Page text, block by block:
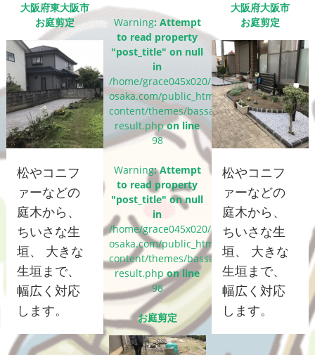
大阪府東大阪市
お庭剪定
松やコニフ
ァーなどの
庭木から、
ちいさな生
垣、 大きな
生垣まで、
幅広く対応
します。
Warning: Attempt
to read property
"post_title" on null
in
/home/grace045x020/bassaigroup-
osaka.com/public_html/wp-
content/themes/bassai_cms/single-
result.phpon line
98
Warning: Attempt
to read property
"post_title" on null
in
/home/grace045x020/bassaigroup-
osaka.com/public_html/wp-
content/themes/bassai_cms/single-
result.php on line
98
お庭剪定
大阪府大阪市
お庭剪定
松やコニフ
ァーなどの
庭木から、
ちいさな生
垣、 大きな
生垣まで、
幅広く対応
します。